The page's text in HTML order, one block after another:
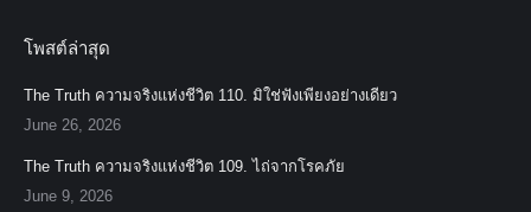
opens
in
new
opens
in
new
in
new
โพสต์ล่าสุด
The Truth ความจริงแห่งชีวิต 110. มิใช่ฟังเพียงอย่างเดียว
June 26, 2026
The Truth ความจริงแห่งชีวิต 109. ไถ่จากโรคภัย
June 9, 2026